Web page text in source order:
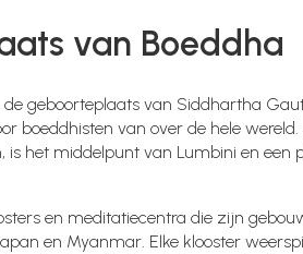
van Boeddha
geboorteplaats van Siddhartha
boeddhisten van over de hele
het middelpunt van Lumbini en een
en meditatiecentra die zijn
en Myanmar. Elke klooster